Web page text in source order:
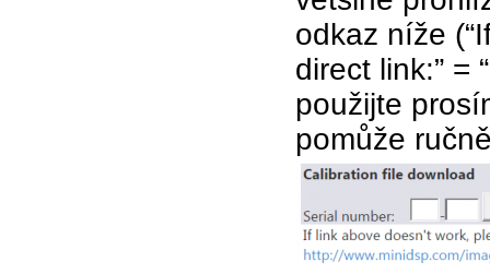
odkaz níže
direct link:” =
použijte
pomůže